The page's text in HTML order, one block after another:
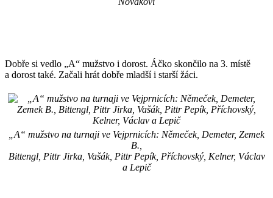
Dobře si vedlo „A“ mužstvo i dorost. Áčko skončilo na 3. místě
a dorost také. Začali hrát dobře mladší i starší žáci.
„A“ mužstvo na turnaji ve Vejprnicích: Němeček, Demeter, Zemek
B.,
Bittengl, Pittr Jirka, Vašák, Pittr Pepík, Příchovský, Kelner, Václav
a Lepič